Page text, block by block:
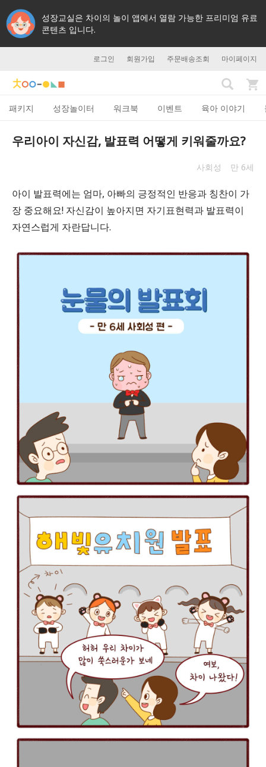
성장교실은 차이의 놀이 앱에서 열람 가능한 프리미엄 유료
콘텐츠 입니다.
로그인 회원가입 주문배송조회 마이페이지
패키지 성장놀이터 워크북 이벤트 육아 이야기
우리아이 자신감, 발표력 어떻게 키워줄까요?
사회성 만 6세
아이 발표력에는 엄마, 아빠의 긍정적인 반응과 칭찬이 가
장 중요해요! 자신감이 높아지면 자기표현력과 발표력이
자연스럽게 자란답니다.